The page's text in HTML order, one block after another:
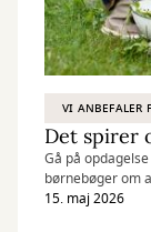
VI ANBEFALER
Det spirer
Gå på
børnebøger om
døren.
15. maj 2026